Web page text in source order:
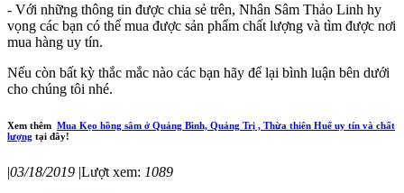
- Với những thông tin được chia sẻ trên, Nhân Sâm Thảo Linh hy
vọng các bạn có thể mua được sản phẩm chất lượng và tìm được nơi
mua hàng uy tín.
Nếu còn bất kỳ thắc mắc nào các bạn hãy để lại bình luận bên dưới
cho chúng tôi nhé.
Xem thêm Mua Kẹo hồng sâm ở Quảng Bình, Quảng Trị , Thừa thiên Huế uy tín và chất
lượng tại đây!
|03/18/2019 |Lượt xem: 1089